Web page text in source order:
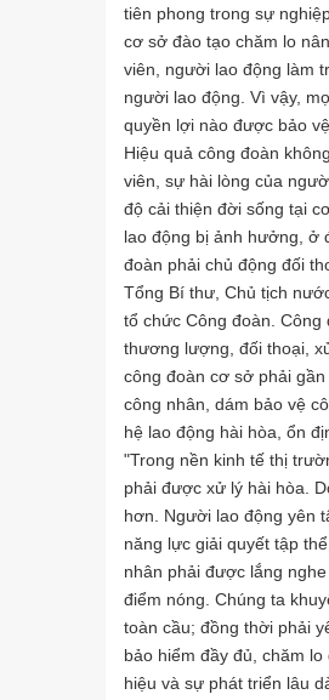
tiên phong trong sự
cơ sở đào tạo chăm lo
viên, người lao động làm
người lao động. Vì vậy,
quyền lợi nào được bảo
Hiệu quả công đoàn
viên, sự hài lòng của
độ cải thiện đời sống tại
lao động bị ảnh hưởng, ở
đoàn phải chủ động đối
Tổng Bí thư, Chủ tịch
tổ chức Công đoàn.
thương lượng, đối thoại,
công đoàn cơ sở phải
công nhân, dám bảo vệ
hệ lao động hài hòa, ổn
"Trong nền kinh tế thị
phải được xử lý hài hòa.
hơn. Người lao động yên
năng lực giải quyết tập
nhân phải được lắng
điểm nóng. Chúng ta
toàn cầu; đồng thời phải
bảo hiểm đầy đủ, chăm
hiệu và sự phát triển lâu